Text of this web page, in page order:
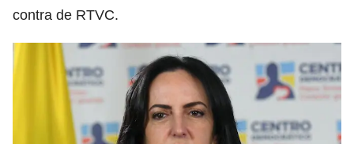
contra de RTVC.